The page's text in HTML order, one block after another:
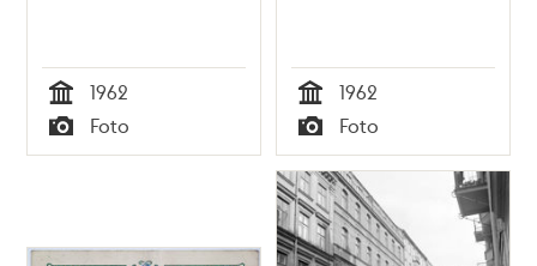
Tid
1962
Typ
Foto Tid
1962
Typ
Foto